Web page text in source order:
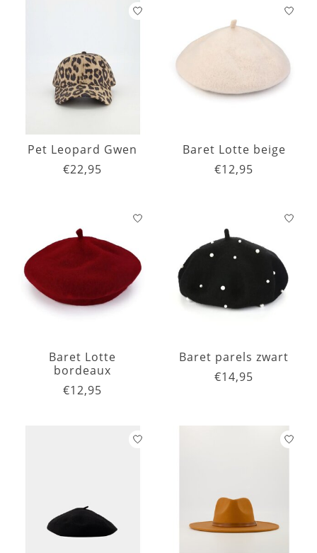
Pet Leopard Gwen
€22,95
Baret Lotte beige
€12,95
Baret Lotte
bordeaux
€12,95
Baret parels zwart
€14,95